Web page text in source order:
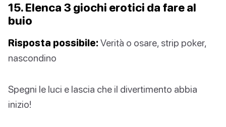
15. Elenca 3 giochi erotici da fare al
buio
Risposta possibile: Verità o osare, strip poker,
nascondino
Spegni le luci e lascia che il divertimento abbia
inizio!